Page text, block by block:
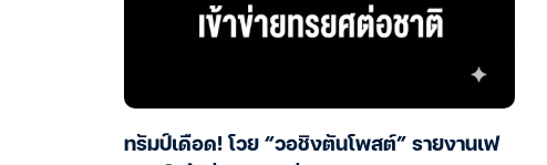
ทรัมป์เดือด! โวย “วอชิงตันโพสต์” รายงานเฟ